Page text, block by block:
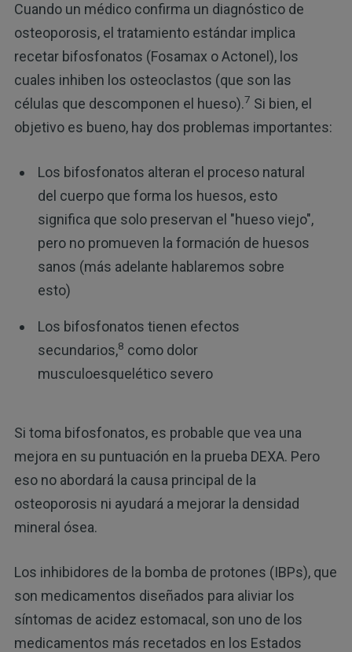
Cuando un médico confirma un diagnóstico de
osteoporosis, el tratamiento estándar implica
recetar bifosfonatos (Fosamax o Actonel), los
cuales inhiben los osteoclastos (que son las
células que descomponen el hueso).7 Si bien, el
objetivo es bueno, hay dos problemas importantes:
Los bifosfonatos alteran el proceso natural
del cuerpo que forma los huesos, esto
significa que solo preservan el "hueso viejo",
pero no promueven la formación de huesos
sanos (más adelante hablaremos sobre
esto)
Los bifosfonatos tienen efectos
secundarios,8 como dolor
musculoesquelético severo
Si toma bifosfonatos, es probable que vea una
mejora en su puntuación en la prueba DEXA. Pero
eso no abordará la causa principal de la
osteoporosis ni ayudará a mejorar la densidad
mineral ósea.
Los inhibidores de la bomba de protones (IBPs), que
son medicamentos diseñados para aliviar los
síntomas de acidez estomacal, son uno de los
medicamentos más recetados en los Estados